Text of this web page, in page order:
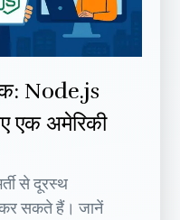
Node.js
एक अमेरिकी
से दूरस्थ
कर सकते हैं। जानें